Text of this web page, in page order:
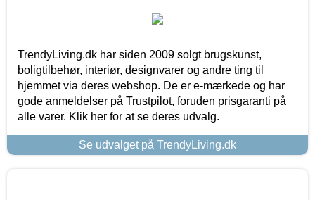
TrendyLiving.dk har siden 2009 solgt brugskunst,
boligtilbehør, interiør, designvarer og andre ting til
hjemmet via deres webshop. De er e-mærkede og har
gode anmeldelser på Trustpilot, foruden prisgaranti på
alle varer. Klik her for at se deres udvalg.
Se udvalget på TrendyLiving.dk